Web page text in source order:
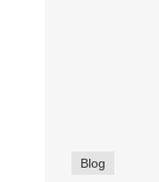
Blog